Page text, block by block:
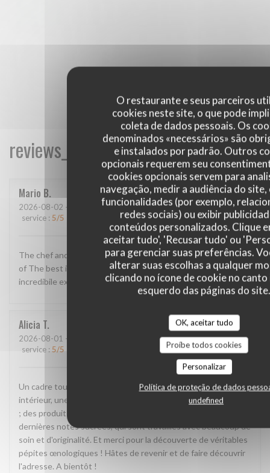
O restaurante e seus parceiros
cookies neste site, o que pode
coleta de dados pessoais. Os
denominados «necessários» são
e instalados por padrão. Outros
opcionais requerem seu
cookies opcionais servem para
navegação, medir a audiência do
funcionalidades (por exemplo,
redes sociais) ou exibir
conteúdos personalizados. Clique
aceitar tudo', 'Recusar tudo' ou
para gerenciar suas preferências.
alterar suas escolhas a qualquer
clicando no ícone de cookie no
esquerdo das páginas do site.
OK, aceitar tudo
Proíbe todos cookies
Personalizar
Política de proteção de dados
undefined
Mario B
2026-08-02 - 13:00 - guests 2
service : 5/5 menu: 5/5 quality_price:4/5
The chef and The staff super super super The location One
of The best in France The food AMAZING!!! Thank u for this
incredibile experience!!
Alicia T
2026-08-01 - 20:00 - guests 2
service : 5/5 quality_price: 5/5
Un cadre tout simplement incroyable, en extérieur comme en
intérieur, une équipe formidable, passionnée et attentionnée
; des produits d'une grande qualité des amuse-bouche aux
dernières notes sucrées, qui sont travaillés avec beaucoup de
soin et d'originalité. Et merci pour la découverte de véritables
pépites œnologiques ! Hâtes de revenir et de faire découvrir
l'adresse. A bientôt !